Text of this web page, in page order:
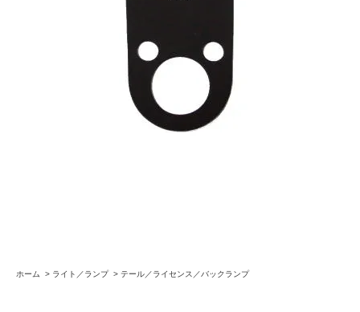
ホーム > ライト／ランプ > テール／ライセンス／バックランプ